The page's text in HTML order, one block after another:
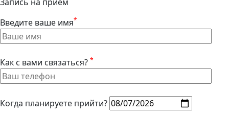
Введите ваше имя*
Как с вами связаться? *
Когда планируете прийти?